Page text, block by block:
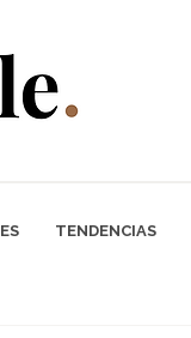
TENDENCIAS